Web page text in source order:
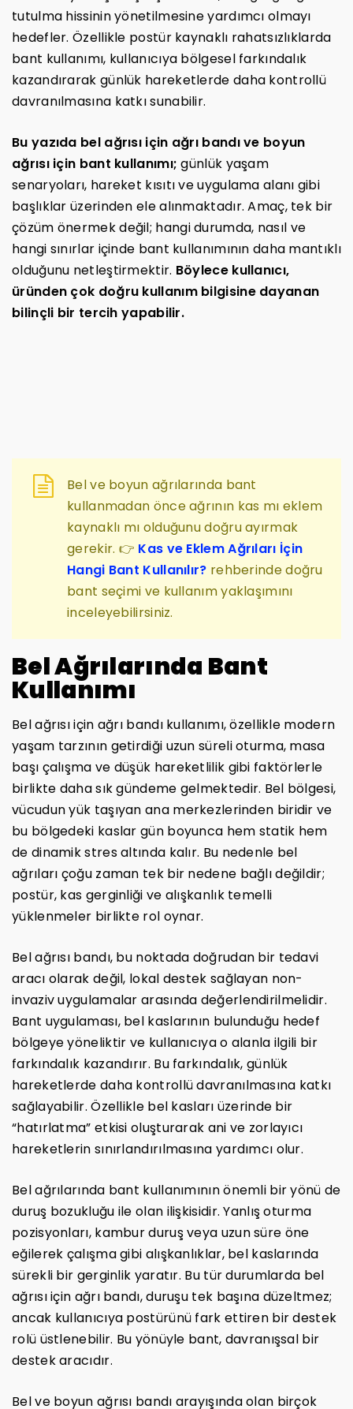
tutulma hissinin yönetilmesine yardımcı olmayı
hedefler. Özellikle postür kaynaklı rahatsızlıklarda
bant kullanımı, kullanıcıya bölgesel farkındalık
kazandırarak günlük hareketlerde daha kontrollü
davranılmasına katkı sunabilir.
Bu yazıda bel ağrısı için ağrı bandı ve boyun
ağrısı için bant kullanımı; günlük yaşam
senaryoları, hareket kısıtı ve uygulama alanı gibi
başlıklar üzerinden ele alınmaktadır. Amaç, tek bir
çözüm önermek değil; hangi durumda, nasıl ve
hangi sınırlar içinde bant kullanımının daha mantıklı
olduğunu netleştirmektir. Böylece kullanıcı,
üründen çok doğru kullanım bilgisine dayanan
bilinçli bir tercih yapabilir.
Bel ve boyun ağrılarında bant
kullanmadan önce ağrının kas mı eklem
kaynaklı mı olduğunu doğru ayırmak
gerekir. 👉 Kas ve Eklem Ağrıları İçin
Hangi Bant Kullanılır? rehberinde doğru
bant seçimi ve kullanım yaklaşımını
inceleyebilirsiniz.
Bel Ağrılarında Bant
Kullanımı
Bel ağrısı için ağrı bandı kullanımı, özellikle modern
yaşam tarzının getirdiği uzun süreli oturma, masa
başı çalışma ve düşük hareketlilik gibi faktörlerle
birlikte daha sık gündeme gelmektedir. Bel bölgesi,
vücudun yük taşıyan ana merkezlerinden biridir ve
bu bölgedeki kaslar gün boyunca hem statik hem
de dinamik stres altında kalır. Bu nedenle bel
ağrıları çoğu zaman tek bir nedene bağlı değildir;
postür, kas gerginliği ve alışkanlık temelli
yüklenmeler birlikte rol oynar.
Bel ağrısı bandı, bu noktada doğrudan bir tedavi
aracı olarak değil, lokal destek sağlayan non-
invaziv uygulamalar arasında değerlendirilmelidir.
Bant uygulaması, bel kaslarının bulunduğu hedef
bölgeye yöneliktir ve kullanıcıya o alanla ilgili bir
farkındalık kazandırır. Bu farkındalık, günlük
hareketlerde daha kontrollü davranılmasına katkı
sağlayabilir. Özellikle bel kasları üzerinde bir
“hatırlatma” etkisi oluşturarak ani ve zorlayıcı
hareketlerin sınırlandırılmasına yardımcı olur.
Bel ağrılarında bant kullanımının önemli bir yönü de
duruş bozukluğu ile olan ilişkisidir. Yanlış oturma
pozisyonları, kambur duruş veya uzun süre öne
eğilerek çalışma gibi alışkanlıklar, bel kaslarında
sürekli bir gerginlik yaratır. Bu tür durumlarda bel
ağrısı için ağrı bandı, duruşu tek başına düzeltmez;
ancak kullanıcıya postürünü fark ettiren bir destek
rolü üstlenebilir. Bu yönüyle bant, davranışsal bir
destek aracıdır.
Bel ve boyun ağrısı bandı arayışında olan birçok